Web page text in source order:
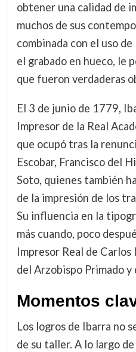
obtener una calidad de
muchos de sus
combinada con el uso
el grabado en hueco, le
que fueron verdaderas
El 3 de junio de 1779,
Impresor de la Real
que ocupó tras la
Escobar, Francisco del
Soto, quienes también
de la impresión de los
Su influencia en la
más cuando, poco
Impresor Real de Carlos
del Arzobispo Primado y
Momentos
Los logros de Ibarra no
de su taller. A lo largo